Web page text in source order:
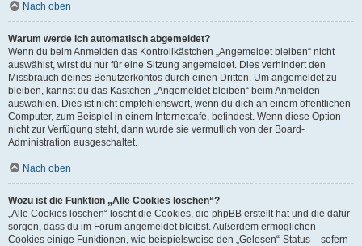
Nach oben
Warum werde ich automatisch abgemeldet?
Wenn du beim Anmelden das Kontrollkästchen „Angemeldet bleiben“ nicht
auswählst, wirst du nur für eine Sitzung angemeldet. Dies verhindert den
Missbrauch deines Benutzerkontos durch einen Dritten. Um angemeldet zu
bleiben, kannst du das Kästchen „Angemeldet bleiben“ beim Anmelden
auswählen. Dies ist nicht empfehlenswert, wenn du dich an einem öffentlichen
Computer, zum Beispiel in einem Internetcafé, befindest. Wenn diese Option
nicht zur Verfügung steht, dann wurde sie vermutlich von der Board-
Administration ausgeschaltet.
Nach oben
Wozu ist die Funktion „Alle Cookies löschen“?
„Alle Cookies löschen“ löscht die Cookies, die phpBB erstellt hat und die dafür
sorgen, dass du im Forum angemeldet bleibst. Außerdem ermöglichen
Cookies einige Funktionen, wie beispielsweise den „Gelesen“-Status – sofern